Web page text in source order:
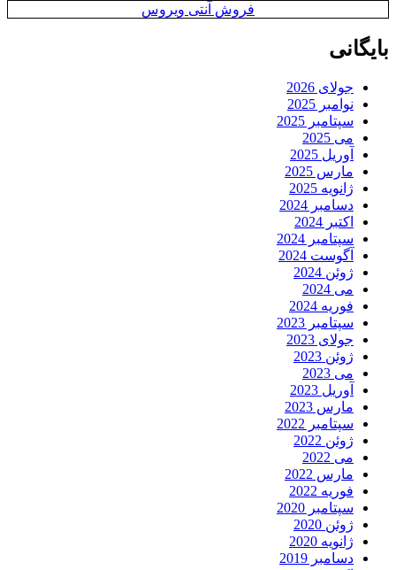
فروش آنتی ویروس
بایگانی
جولای 2026
نوامبر 2025
سپتامبر 2025
می 2025
آوریل 2025
مارس 2025
ژانویه 2025
دسامبر 2024
اکتبر 2024
سپتامبر 2024
آگوست 2024
ژوئن 2024
می 2024
فوریه 2024
سپتامبر 2023
جولای 2023
ژوئن 2023
می 2023
آوریل 2023
مارس 2023
سپتامبر 2022
ژوئن 2022
می 2022
مارس 2022
فوریه 2022
سپتامبر 2020
ژوئن 2020
ژانویه 2020
دسامبر 2019